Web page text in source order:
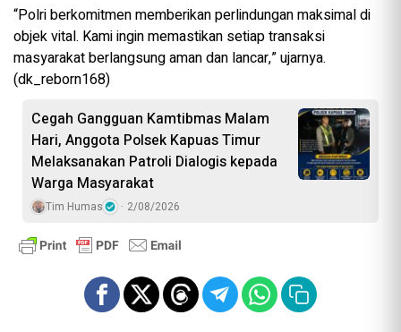
“Polri berkomitmen memberikan perlindungan maksimal di
objek vital. Kami ingin memastikan setiap transaksi
masyarakat berlangsung aman dan lancar,” ujarnya.
(dk_reborn168)
Cegah Gangguan Kamtibmas Malam
Hari, Anggota Polsek Kapuas Timur
Melaksanakan Patroli Dialogis kepada
Warga Masyarakat
Tim Humas 2/08/2026